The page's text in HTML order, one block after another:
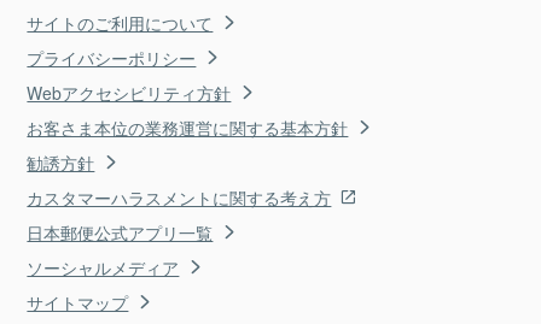
サイトのご利用について
プライバシーポリシー
Webアクセシビリティ方針
お客さま本位の業務運営に関する基本方針
勧誘方針
カスタマーハラスメントに関する考え方
日本郵便公式アプリ一覧
ソーシャルメディア
サイトマップ